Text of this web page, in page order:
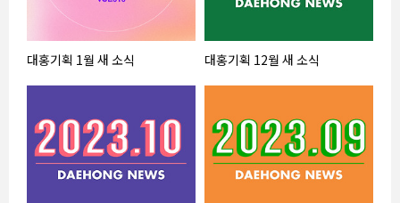
대홍기획 1월 새 소식 대홍기획 12월 새 소식